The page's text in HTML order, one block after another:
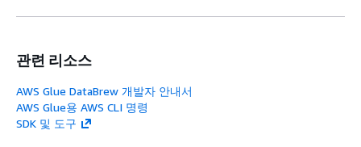
관련 리소스
AWS Glue DataBrew 개발자 안내서
AWS Glue용 AWS CLI 명령
SDK 및 도구